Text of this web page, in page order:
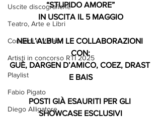
Uscite discografiche
Teatro, Arte e Libri
Concerti e Video
Artisti in concorso RTI 2025
Playlist
Fabio Pigato
Diego Alligatore
“STUPIDO AMORE”
IN USCITA IL 5 MAGGIO
NELL’ALBUM LE COLLABORAZIONI
CON:
GUÈ, DARGEN D’AMICO, COEZ, DRAST
E BAIS
POSTI GIÀ ESAURITI PER GLI
SHOWCASE ESCLUSIVI